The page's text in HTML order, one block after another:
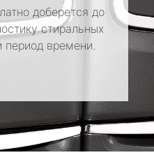
доберется до
стиральных
период времени.